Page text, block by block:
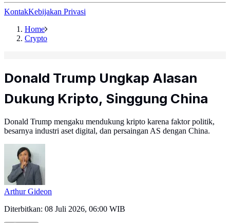
KontakKebijakan Privasi
Home
Crypto
Donald Trump Ungkap Alasan
Dukung Kripto, Singgung China
Donald Trump mengaku mendukung kripto karena faktor politik,
besarnya industri aset digital, dan persaingan AS dengan China.
Arthur Gideon
Diterbitkan: 08 Juli 2026, 06:00 WIB